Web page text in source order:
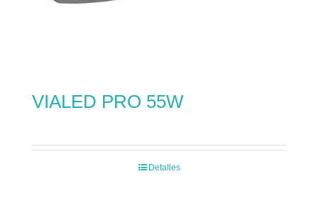
VIALED PRO 55W
Detalles